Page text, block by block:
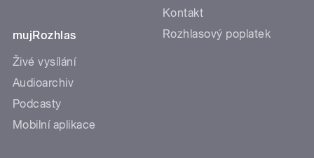
mujRozhlas
Živé vysílání
Audioarchiv
Podcasty
Mobilní aplikace
Kontakt
Rozhlasový poplatek